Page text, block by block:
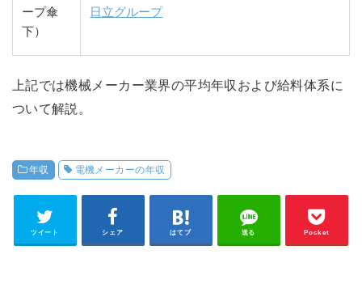
ープ傘
下）
日立グループ
上記では機械メーカー業界の平均年収および給料体系に
ついて解説。
年収 電機メーカーの年収
ツイート シェア はてブ 送る Pocket